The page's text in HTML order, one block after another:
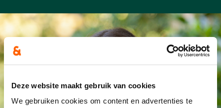
Deze website maakt gebruik van cookies
We gebruiken cookies om content en advertenties te